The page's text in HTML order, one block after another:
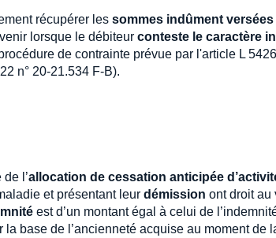
récupérer les sommes indûment
lorsque le débiteur conteste le caractère
de contrainte prévue par l'article L
n° 20-21.534 F-B).
l’allocation de cessation anticipée
et présentant leur démission ont droit au
est d’un montant égal à celui de
la base de l’ancienneté acquise au moment de